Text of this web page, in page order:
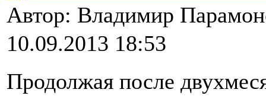
Автор: Владимир
10.09.2013 18:53
Продолжая после